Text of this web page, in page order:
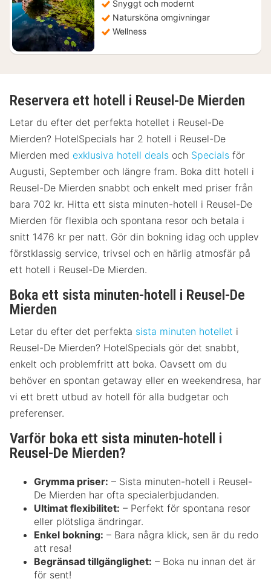
Snyggt och modernt
Natursköna omgivningar
Wellness
Reservera ett hotell i Reusel-De Mierden
Letar du efter det perfekta hotellet i Reusel-De
Mierden? HotelSpecials har 2 hotell i Reusel-De
Mierden med exklusiva hotell deals och Specials för
Augusti, September och längre fram. Boka ditt hotell i
Reusel-De Mierden snabbt och enkelt med priser från
bara 702 kr. Hitta ett sista minuten-hotell i Reusel-De
Mierden för flexibla och spontana resor och betala i
snitt 1476 kr per natt. Gör din bokning idag och upplev
förstklassig service, trivsel och en härlig atmosfär på
ett hotell i Reusel-De Mierden.
Boka ett sista minuten-hotell i Reusel-De
Mierden
Letar du efter det perfekta sista minuten hotellet i
Reusel-De Mierden? HotelSpecials gör det snabbt,
enkelt och problemfritt att boka. Oavsett om du
behöver en spontan getaway eller en weekendresa, har
vi ett brett utbud av hotell för alla budgetar och
preferenser.
Varför boka ett sista minuten-hotell i
Reusel-De Mierden?
Grymma priser: – Sista minuten-hotell i Reusel-
De Mierden har ofta specialerbjudanden.
Ultimat flexibilitet: – Perfekt för spontana resor
eller plötsliga ändringar.
Enkel bokning: – Bara några klick, sen är du redo
att resa!
Begränsad tillgänglighet: – Boka nu innan det är
för sent!